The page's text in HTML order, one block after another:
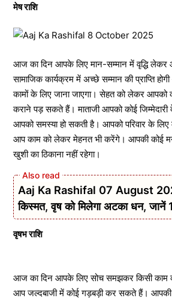
मेष राशि
आज का दिन आपके लिए मान-सम्मान में वृद्धि लेकर
सामाजिक कार्यक्रम में अच्छे सम्मान की प्राप्ति
कामों के लिए जाना जाएगा। सेहत को लेकर
कराने पड़ सकते हैं। माताजी आपको कोई
आपको समस्या हो सकती है। आपको परिवार के लिए
आप काम को लेकर मेहनत भी करेंगे। आपकी कोई मन
खुशी का ठिकाना नहीं रहेगा।
Aaj Ka Rashifal 07 August
किस्मत, वृष को मिलेगा अटका धन, जानें
वृषभ राशि
आज का दिन आपके लिए सोच समझकर किसी काम
आप जल्दबाजी में कोई गड़बड़ी कर सकते हैं।